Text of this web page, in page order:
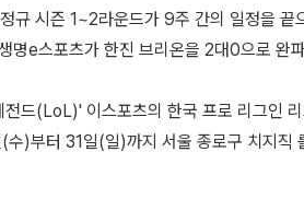
규 시즌 1~2라운드가 9주 간의 일정을 끝
명e스포츠가 한진 브리온을 2대0으로 완
전드(LoL)' 이스포츠의 한국 프로 리그인
수)부터 31일(일)까지 서울 종로구 치지